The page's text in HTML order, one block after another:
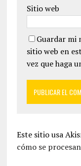
Sitio web
Guardar mi
sitio web en
vez que haga
Este sitio usa
cómo se